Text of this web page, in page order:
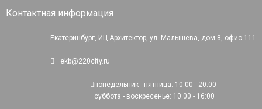
Контактная информация
Екатеринбург, ИЦ Архитектор, ул. Малышева, дом 8, офис 111
ekb@220city.ru
понедельник - пятница: 10:00 - 20:00
суббота - воскресенье: 10:00 - 16:00